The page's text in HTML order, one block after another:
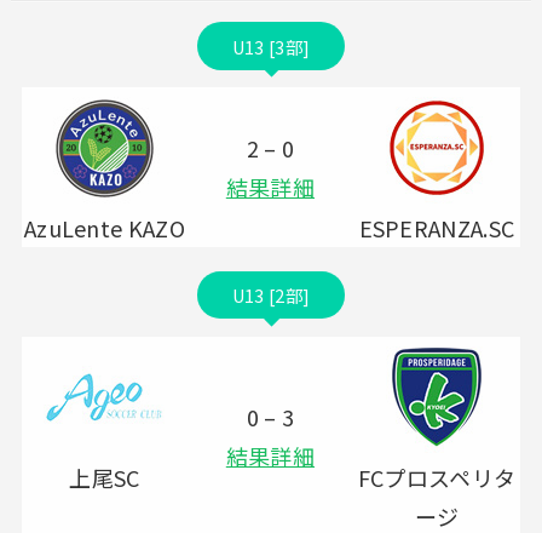
U13 [3部]
AzuLente KAZO
2 – 0
結果詳細
ESPERANZA.SC
U13 [2部]
上尾SC
0 – 3
結果詳細
FCプロスペリタ
ージ